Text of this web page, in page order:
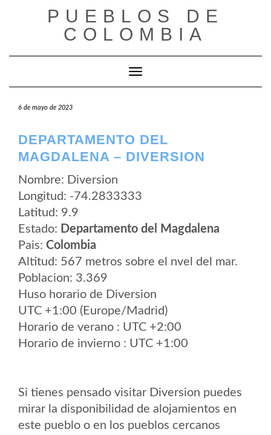
PUEBLOS DE
COLOMBIA
Cambiar modo de navegación
6 de mayo de 2023
DEPARTAMENTO DEL
MAGDALENA – DIVERSION
Nombre: Diversion
Longitud: -74.2833333
Latitud: 9.9
Estado: Departamento del Magdalena
Pais: Colombia
Altitud: 567 metros sobre el nvel del mar.
Poblacion: 3.369
Huso horario de Diversion
UTC +1:00 (Europe/Madrid)
Horario de verano : UTC +2:00
Horario de invierno : UTC +1:00
Si tienes pensado visitar Diversion puedes
mirar la disponibilidad de alojamientos en
este pueblo o en los pueblos cercanos